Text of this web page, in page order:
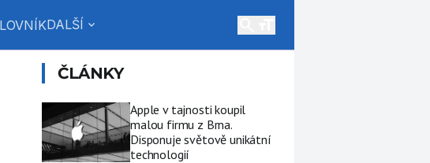
DALŠÍ expand_more
ČLÁNKY
Apple v tajnosti koupil
malou firmu z Brna.
Disponuje světově unikátní
technologií